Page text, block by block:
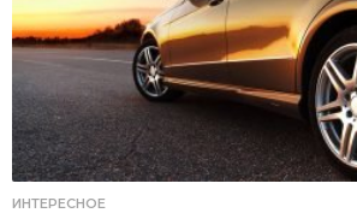
ИНТЕРЕСНОЕ